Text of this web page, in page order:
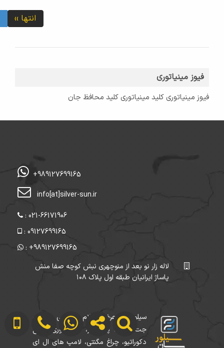
انتها ››
فیوز مینیاتوری
فیوز مینیاتوری کلید مینیاتوری کلید محافظ جان
+989127699165
info[at]silver-sun.ir
: 021-66171906
: 09127699165
: +989127699165
لاله زار نو بعد از منوچهری نبش کوچه صفا منش
پاساژ ایرانیان طبقه اول پلاک ۱۰۸
سیلورسان عرضه اقلام روشنایی ریسه ،
جت لایت، پروژکتور، لاین نوری، چراغ
دکوراتیو، چراغ مگنتی، لامپ های ال ای